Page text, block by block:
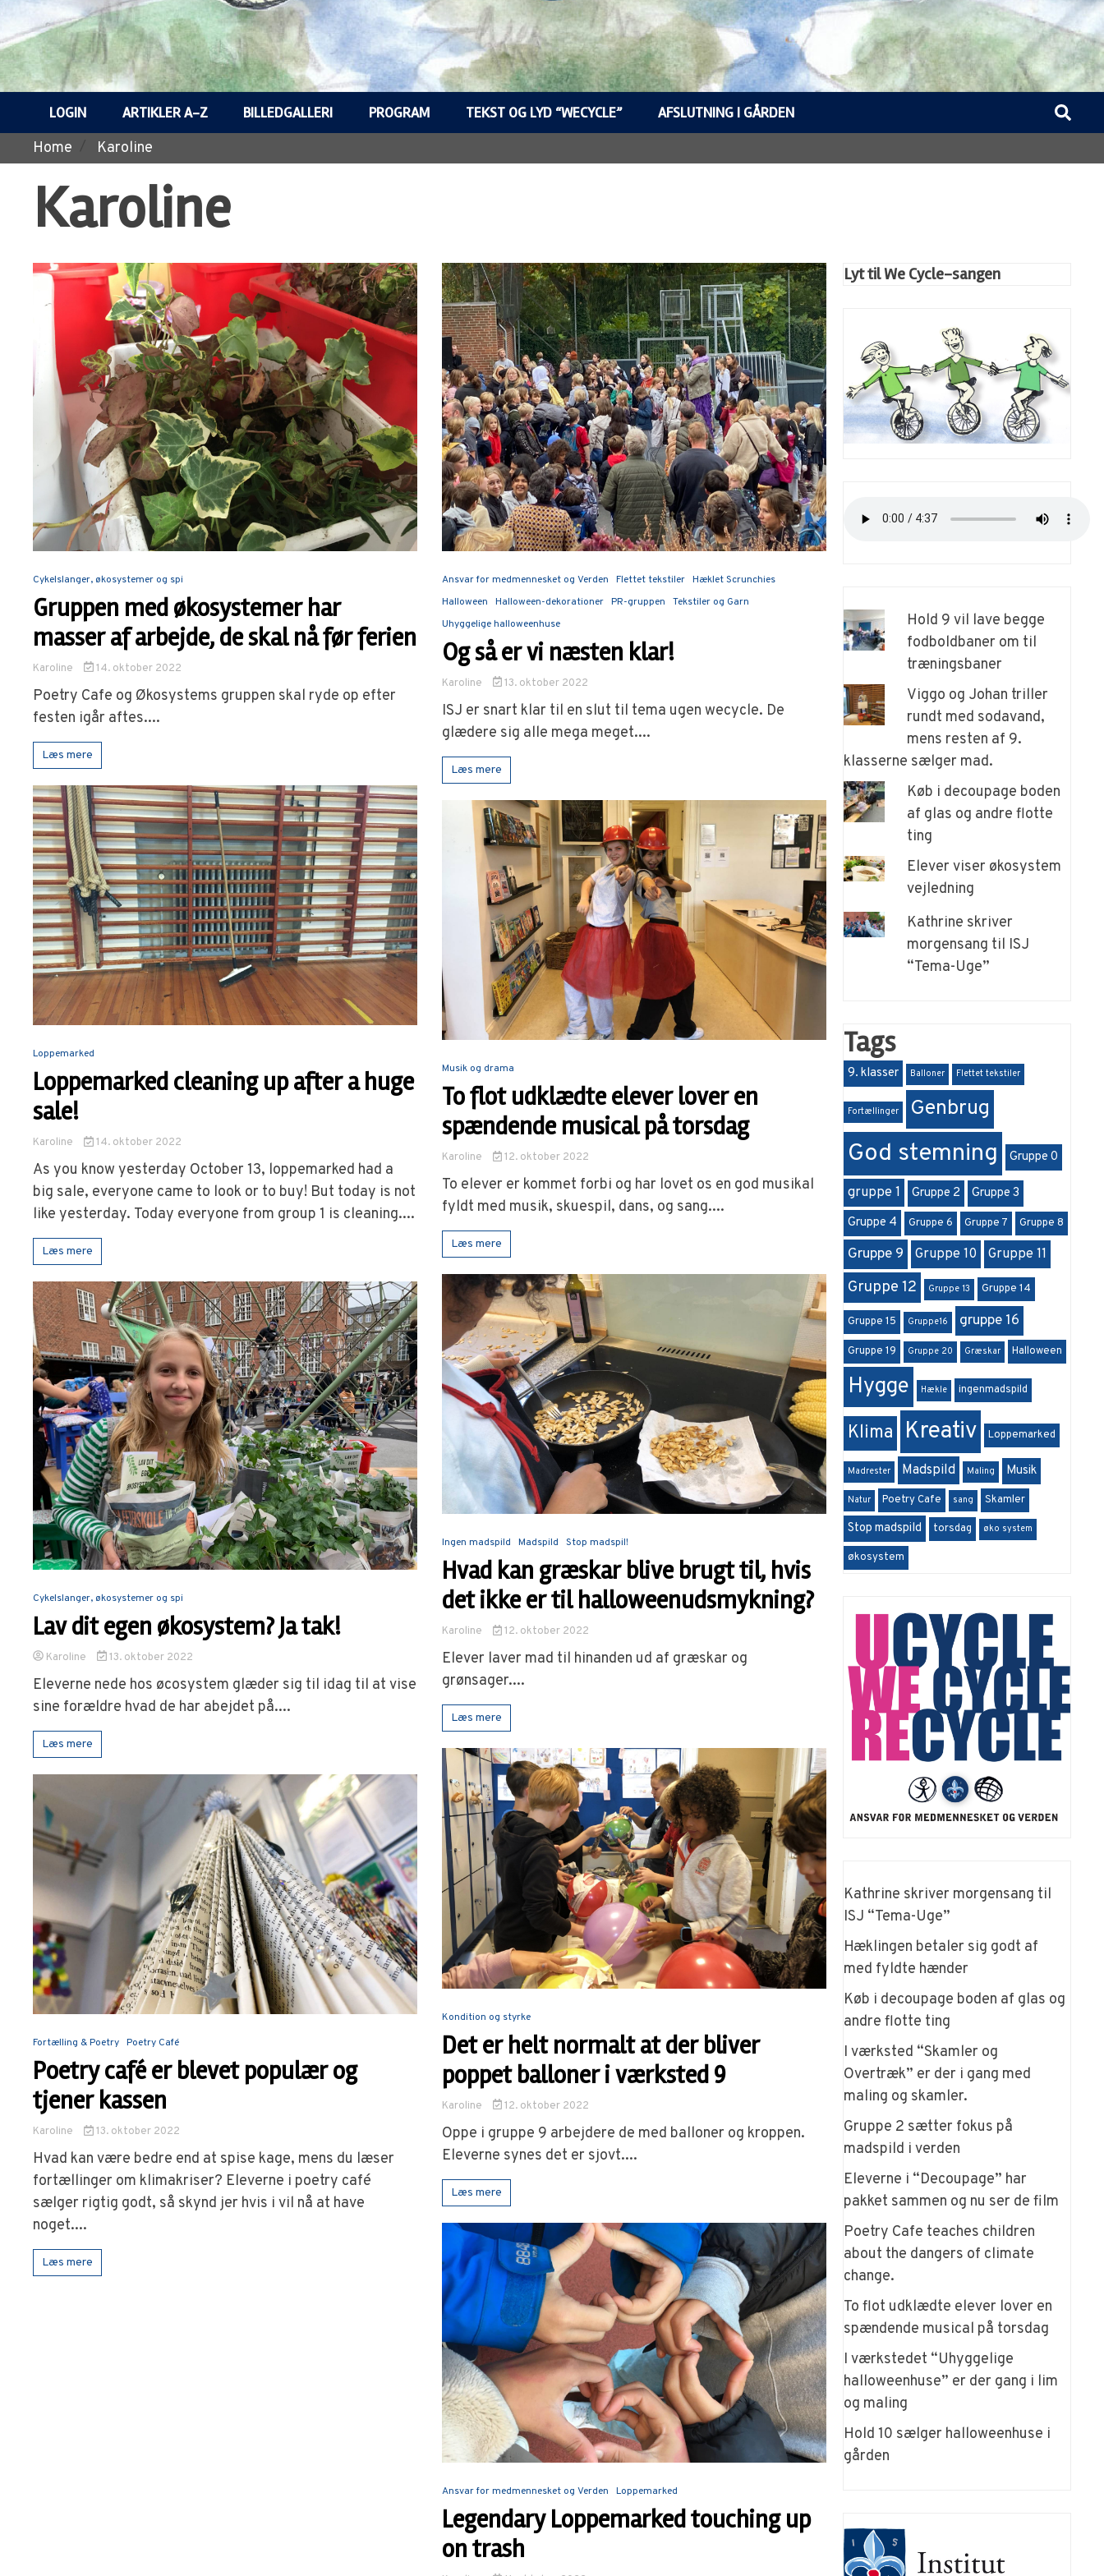
LOGIN ARTIKLER A-Z BILLEDGALLERI PROGRAM TEKST OG LYD “WECYCLE” AFSLUTNING I GÅRDEN
Home Karoline
Karoline
Cykelslanger, økosystemer og spi
Gruppen med økosystemer har
masser af arbejde, de skal nå før ferien
Karoline 14. oktober 2022
Poetry Cafe og Økosystems gruppen skal ryde op efter
festen igår aftes....
Læs mere
Loppemarked
Loppemarked cleaning up after a huge
sale!
Karoline 14. oktober 2022
As you know yesterday October 13, loppemarked had a
big sale, everyone came to look or to buy! But today is not
like yesterday. Today everyone from group 1 is cleaning....
Læs mere
Cykelslanger, økosystemer og spi
Lav dit egen økosystem? Ja tak!
Karoline 13. oktober 2022
Eleverne nede hos øcosystem glæder sig til idag til at vise
sine forældre hvad de har abejdet på....
Læs mere
Fortælling & Poetry Poetry Café
Poetry café er blevet populær og
tjener kassen
Karoline 13. oktober 2022
Hvad kan være bedre end at spise kage, mens du læser
fortællinger om klimakriser? Eleverne i poetry café
sælger rigtig godt, så skynd jer hvis i vil nå at have
noget....
Læs mere
Ansvar for medmennesket og Verden Flettet tekstiler Hæklet Scrunchies
Halloween
Halloween-dekorationer PR-gruppen
Tekstiler og Garn
Uhyggelige halloweenhuse
Og så er vi næsten klar!
Karoline 13. oktober 2022
ISJ er snart klar til en slut til tema ugen wecycle. De
glædere sig alle mega meget....
Læs mere
Musik og drama
To flot udklædte elever lover en
spændende musical på torsdag
Karoline 12. oktober 2022
To elever er kommet forbi og har lovet os en god musikal
fyldt med musik, skuespil, dans, og sang....
Læs mere
Ingen madspild Madspild Stop madspil!
Hvad kan græskar blive brugt til, hvis
det ikke er til halloweenudsmykning?
Karoline 12. oktober 2022
Elever laver mad til hinanden ud af græskar og
grønsager....
Læs mere
Kondition og styrke
Det er helt normalt at der bliver
poppet balloner i værksted 9
Karoline 12. oktober 2022
Oppe i gruppe 9 arbejdere de med balloner og kroppen.
Eleverne synes det er sjovt....
Læs mere
Ansvar for medmennesket og Verden Loppemarked
Legendary Loppemarked touching up
on trash
Lyt til We Cycle-sangen
Hold 9 vil lave begge
fodboldbaner om til
træningsbaner
Viggo og Johan triller
rundt med sodavand,
mens resten af 9.
klasserne sælger mad.
Køb i decoupage boden
af glas og andre flotte
ting
Elever viser økosystem
vejledning
Kathrine skriver
morgensang til ISJ
“Tema-Uge”
Tags
9. klasser Balloner Flettet tekstiler
Fortællinger Genbrug
God stemning Gruppe 0
gruppe 1 Gruppe 2
Gruppe 3
Gruppe 4
Gruppe 6 Gruppe 7 Gruppe 8
Gruppe 9 Gruppe 10 Gruppe 11
Gruppe 12 Gruppe 13 Gruppe 14
Gruppe 15 Gruppe16 gruppe 16
Gruppe 19 Gruppe 20 Græskar Halloween
Hygge Hækle ingenmadspild
Klima Kreativ Loppemarked
Madrester Madspild Maling Musik
Natur Poetry Cafe sang Skamler
Stop madspild torsdag øko system
økosystem
Kathrine skriver morgensang til
ISJ “Tema-Uge”
Hæklingen betaler sig godt af
med fyldte hænder
Køb i decoupage boden af glas og
andre flotte ting
I værksted “Skamler og
Overtræk” er der i gang med
maling og skamler.
Gruppe 2 sætter fokus på
madspild i verden
Eleverne i “Decoupage” har
pakket sammen og nu ser de film
Poetry Cafe teaches children
about the dangers of climate
change.
To flot udklædte elever lover en
spændende musical på torsdag
I værkstedet “Uhyggelige
halloweenhuse” er der gang i lim
og maling
Hold 10 sælger halloweenhuse i
gården